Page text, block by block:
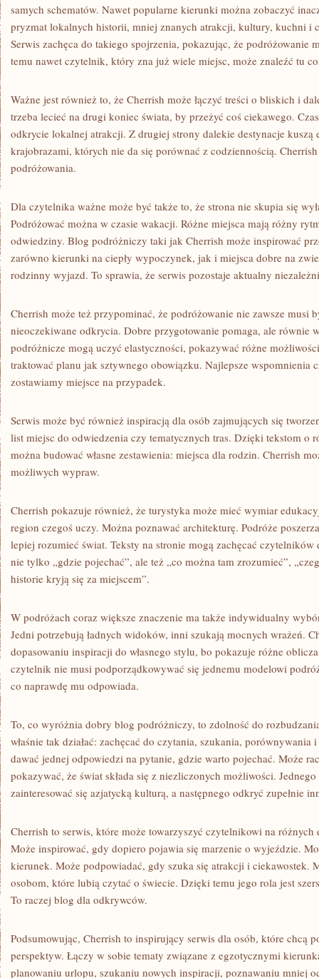
samych schematów. Nawet popularne kierunki można zobaczyć
pryzmat lokalnych historii, mniej znanych atrakcji, kultury, kuchni i
Serwis zachęca do takiego spojrzenia, pokazując, że podróżowanie
temu nawet czytelnik, który zna już wiele miejsc, może znaleźć tu
Ważne jest również to, że Cherrish może łączyć treści o bliskich i
trzeba lecieć na drugi koniec świata, by przeżyć coś ciekawego.
odkrycie lokalnej atrakcji. Z drugiej strony dalekie destynacje
krajobrazami, których nie da się porównać z codziennością.
podróżowania.
Dla czytelnika ważne może być także to, że strona nie skupia się
Podróżować można w czasie wakacji. Różne miejsca mają różny
odwiedziny. Blog podróżniczy taki jak Cherrish może inspirować
zarówno kierunki na ciepły wypoczynek, jak i miejsca dobre na
rodzinny wyjazd. To sprawia, że serwis pozostaje aktualny
Cherrish może też przypominać, że podróżowanie nie zawsze musi
nieoczekiwane odkrycia. Dobre przygotowanie pomaga, ale równie
podróżnicze mogą uczyć elastyczności, pokazywać różne
traktować planu jak sztywnego obowiązku. Najlepsze wspomnienia
zostawiamy miejsce na przypadek.
Serwis może być również inspiracją dla osób zajmujących się
list miejsc do odwiedzenia czy tematycznych tras. Dzięki tekstom o
można budować własne zestawienia: miejsca dla rodzin. Cherrish
możliwych wypraw.
Cherrish pokazuje również, że turystyka może mieć wymiar
region czegoś uczy. Można poznawać architekturę. Podróże
lepiej rozumieć świat. Teksty na stronie mogą zachęcać czytelników
nie tylko „gdzie pojechać”, ale też „co można tam zrozumieć”,
historie kryją się za miejscem”.
W podróżach coraz większe znaczenie ma także indywidualny
Jedni potrzebują ładnych widoków, inni szukają mocnych wrażeń.
dopasowaniu inspiracji do własnego stylu, bo pokazuje różne
czytelnik nie musi podporządkowywać się jednemu modelowi
co naprawdę mu odpowiada.
To, co wyróżnia dobry blog podróżniczy, to zdolność do
właśnie tak działać: zachęcać do czytania, szukania,
dawać jednej odpowiedzi na pytanie, gdzie warto pojechać. Może
pokazywać, że świat składa się z niezliczonych możliwości.
zainteresować się azjatycką kulturą, a następnego odkryć zupełnie
Cherrish to serwis, które może towarzyszyć czytelnikowi na
Może inspirować, gdy dopiero pojawia się marzenie o wyjeździe.
kierunek. Może podpowiadać, gdy szuka się atrakcji i ciekawostek.
osobom, które lubią czytać o świecie. Dzięki temu jego rola jest
To raczej blog dla odkrywców.
Podsumowując, Cherrish to inspirujący serwis dla osób, które chcą
perspektyw. Łączy w sobie tematy związane z egzotycznymi
planowaniu urlopu, szukaniu nowych inspiracji, poznawaniu mniej